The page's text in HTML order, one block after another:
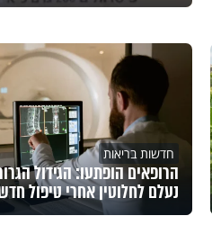
חדשות בריאות
הרופאים הופתעו: הגידול
נעלם לחלוטין אחרי טיפול